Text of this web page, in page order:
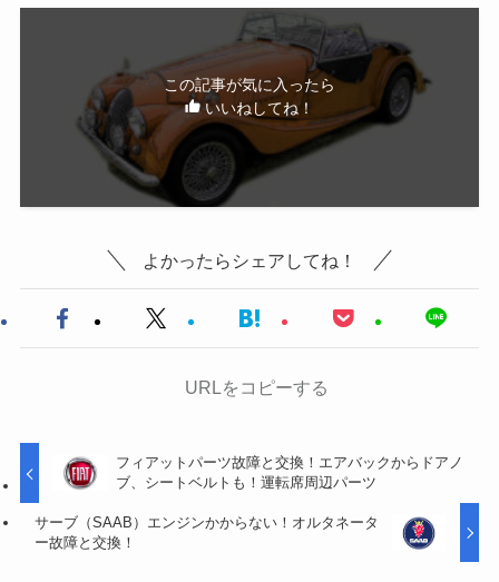
この記事が気に入ったら
いいねしてね！
よかったらシェアしてね！
URLをコピーする
フィアットパーツ故障と交換！エアバックからドアノ
ブ、シートベルトも！運転席周辺パーツ
サーブ（SAAB）エンジンかからない！オルタネータ
ー故障と交換！